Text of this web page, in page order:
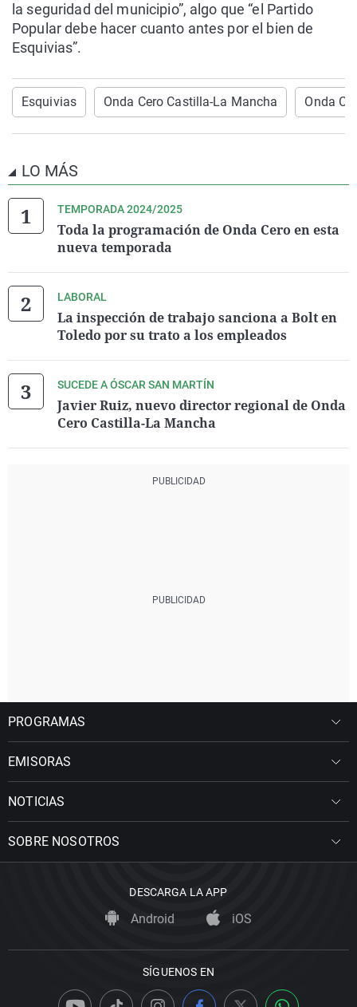
la seguridad del municipio”, algo que “el Partido
Popular debe hacer cuanto antes por el bien de
Esquivias”.
Esquivias Onda Cero Castilla-La Mancha Onda
LO MÁS
TEMPORADA 2024/2025
Toda la programación de Onda Cero en esta
nueva temporada
LABORAL
La inspección de trabajo sanciona a Bolt en
Toledo por su trato a los empleados
SUCEDE A ÓSCAR SAN MARTÍN
Javier Ruiz, nuevo director regional de Onda
Cero Castilla-La Mancha
PROGRAMAS
EMISORAS
NOTICIAS
SOBRE NOSOTROS
DESCARGA LA APP
Android iOS
SÍGUENOS EN